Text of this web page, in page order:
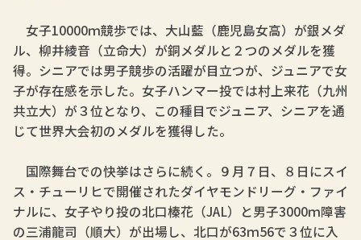
女子10000ｍ競歩では、大山藍（鹿児島女高）が銀メダ
ル、柳井綾音（立命大）が銅メダルと２つのメダルを獲
得。シニアでは男子競歩の活躍が目立つが、ジュニアで女
子が存在感を示した。女子ハンマー投では村上来花（九州
共立大）が３位となり、この種目でジュニア、シニアを通
じて世界大会初のメダルを獲得した。
国際舞台での快挙はさらに続く。９月７日、８日にスイ
ス・チューリヒで開催されたダイヤモンドリーグ・ファイ
ナルに、女子やり投の北口榛花（JAL）と男子3000ｍ障害
の三浦龍司（順大）が出場し、北口が63ｍ56で３位に入